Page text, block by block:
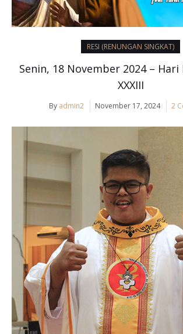
RESI (RENUNGAN SINGKAT)
Senin, 18 November 2024 – Hari
XXXIII
By admin2 November 17, 2024 2